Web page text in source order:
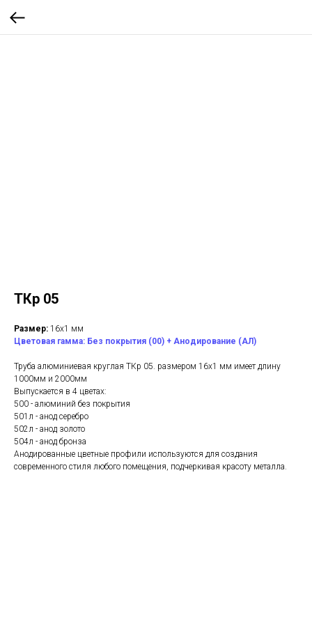
ТКр 05
Размер: 16х1 мм
Цветовая гамма: Без покрытия (00) + Анодирование (АЛ)
Труба алюминиевая круглая ТКр 05. размером 16х1 мм имеет длину
1000мм и 2000мм
Выпускается в 4 цветах:
500 - алюминий без покрытия
501л - анод серебро
502л - анод золото
504л - анод бронза
Анодированные цветные профили используются для создания
современного стиля любого помещения, подчеркивая красоту металла.